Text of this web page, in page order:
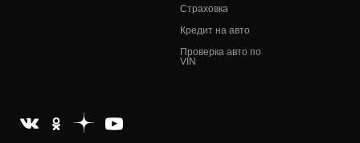
Страховка
Кредит на авто
Проверка авто по
VIN